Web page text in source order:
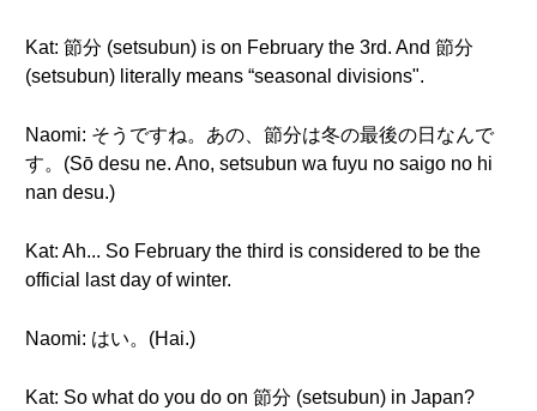
Kat: 節分 (setsubun) is on February the 3rd. And 節分
(setsubun) literally means “seasonal divisions".
Naomi: そうですね。あの、節分は冬の最後の日なんで
す。(Sō desu ne. Ano, setsubun wa fuyu no saigo no hi
nan desu.)
Kat: Ah... So February the third is considered to be the
official last day of winter.
Naomi: はい。(Hai.)
Kat: So what do you do on 節分 (setsubun) in Japan?